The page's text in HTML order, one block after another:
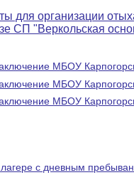
для организации
СП "Веркольская
МБОУ
МБОУ
МБОУ
с дневным